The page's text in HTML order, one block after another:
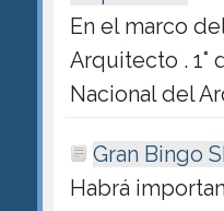
En el marco
Arquitecto . 1°
Nacional del
Gran Bingo
Habrá